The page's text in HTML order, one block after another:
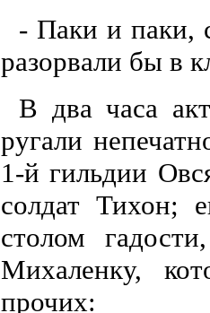
- Паки и паки,
разорвали бы в
В два часа
ругали
1-й гильдии
солдат Тихон;
столом
Михаленку,
прочих: